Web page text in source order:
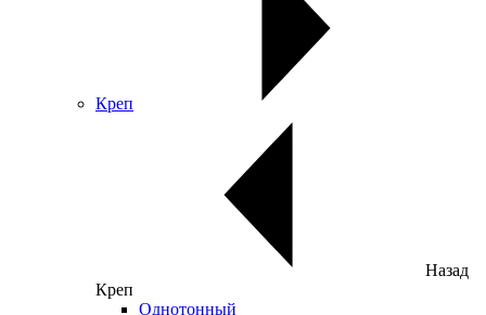
Креп
Назад
Креп
Однотонный